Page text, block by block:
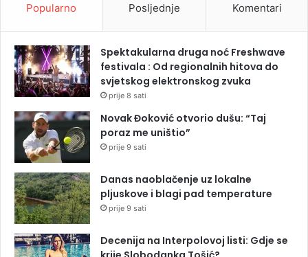
Popularno Posljednje Komentari
Spektakularna druga noć Freshwave
festivala : Od regionalnih hitova do
svjetskog elektronskog zvuka
prije 8 sati
Novak Đoković otvorio dušu: “Taj
poraz me uništio”
prije 9 sati
Danas naoblačenje uz lokalne
pljuskove i blagi pad temperature
prije 9 sati
Decenija na Interpolovoj listi: Gdje se